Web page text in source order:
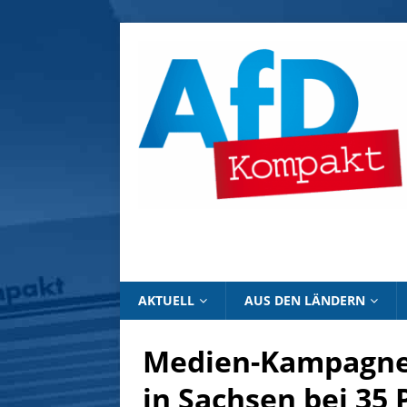
AKTUELL AUS DEN LÄNDERN
Medien-
in Sachsen bei 35